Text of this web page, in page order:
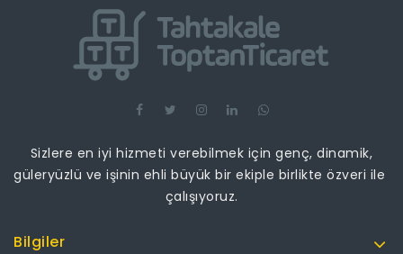
Sizlere en iyi hizmeti verebilmek için genç, dinamik,
güleryüzlü ve işinin ehli büyük bir ekiple birlikte özveri ile
çalışıyoruz.
Bilgiler